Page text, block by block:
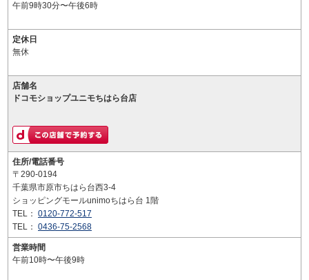
午前9時30分〜午後6時
定休日
無休
店舗名
ドコモショップユニモちはら台店
住所/電話番号
〒290-0194
千葉県市原市ちはら台西3-4
ショッピングモールunimoちはら台 1階
TEL： 0120-772-517
TEL： 0436-75-2568
営業時間
午前10時〜午後9時